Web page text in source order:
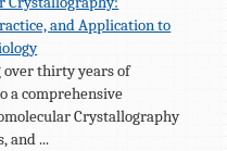
and Application to
over thirty years of
a comprehensive
Crystallography
and ...